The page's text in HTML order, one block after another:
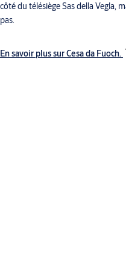
côté du télésiège Sas della Vegla,
pas.
En savoir plus sur Cesa da Fuoch.